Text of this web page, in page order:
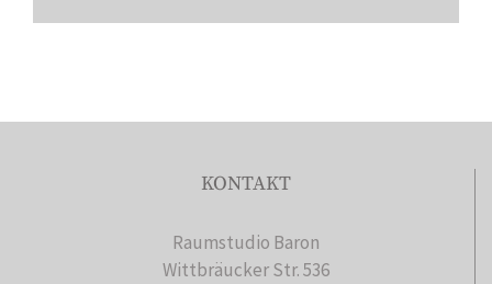
KONTAKT
Raumstudio Baron
Wittbräucker Str. 536